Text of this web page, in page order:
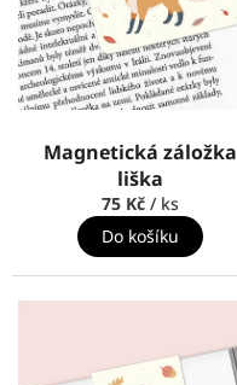
Magnetická záložka
liška
75 Kč / ks
Do košíku